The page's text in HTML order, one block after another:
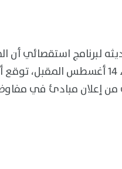
لبرنامج استقصائي أن
السويسرية في الأربعاء 14
من إعلان مبادئ في